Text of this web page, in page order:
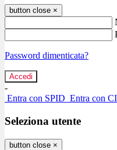
button close ×
Password dimenticata?
-
Entra con SPID Entra con
Seleziona utente
button close ×